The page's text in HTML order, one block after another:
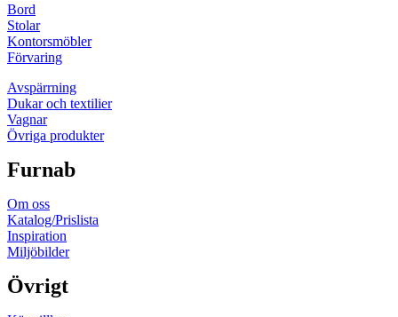
Bord
Stolar
Kontorsmöbler
Förvaring
Avspärrning
Dukar och textilier
Vagnar
Övriga produkter
Furnab
Om oss
Katalog/Prislista
Inspiration
Miljöbilder
Övrigt